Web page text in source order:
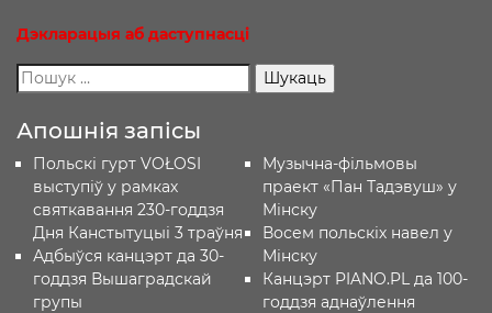
Дэкларацыя аб даступнасці
Апошнія запісы
Польскі гурт VOŁOSI
выступіў у рамках
святкавання 230-годдзя
Дня Канстытуцыі 3 траўня
Адбыўся канцэрт да 30-
годдзя Вышаградскай
групы
Музычна-фільмовы
праект «Пан Тадэвуш» у
Мінску
Восем польскіх навел у
Мінску
Канцэрт PIANO.PL да 100-
годдзя аднаўлення